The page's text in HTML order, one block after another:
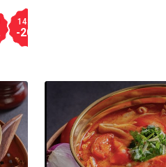
14:30
-20